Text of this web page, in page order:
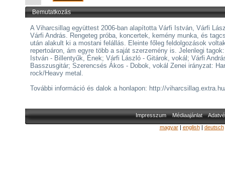
Bemutatkozás
A Viharcsillag együttest 2006-ban alapította Várfi István, Várfi
Várfi András. Rengeteg próba, koncertek, kemény munka, és
után alakult ki a mostani felállás. Eleinte főleg feldolgozások
repertoáron, ám egyre több a saját szerzemény is. Jelenlegi
István - Billentyűk, Ének; Várfi László - Gitárok, vokál; Várfi
Basszusgitár; Szerencsés Ákos - Dobok, vokál Zenei irányzat:
rock/Heavy metal.
További információ és dalok a honlapon: http://
Impresszum Médiaajánlat
magyar| english| deutsch